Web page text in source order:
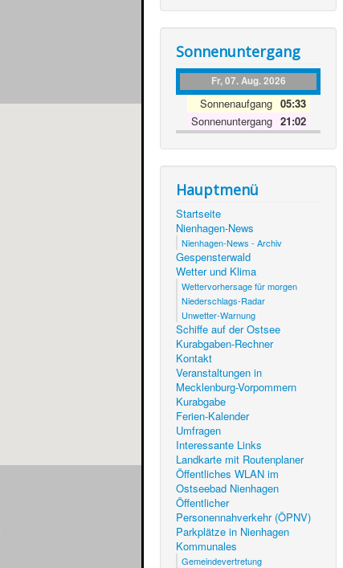
Sonnenuntergang
Fr, 07. Aug. 2026
Sonnenaufgang 05:33
Sonnenuntergang 21:02
Hauptmenü
Startseite
Nienhagen-News
Nienhagen-News - Archiv
Gespensterwald
Wetter und Klima
Wettervorhersage für morgen
Niederschlags-Radar
Unwetter-Warnung
Schiffe auf der Ostsee
Kurabgaben-Rechner
Kontakt
Veranstaltungen in
Mecklenburg-Vorpommern
Kurabgabe
Ferien-Kalender
Umfragen
Interessante Links
Landkarte mit Routenplaner
Öffentliches WLAN im
Ostseebad Nienhagen
Öffentlicher
Personennahverkehr (ÖPNV)
Parkplätze in Nienhagen
Kommunales
Gemeindevertretung